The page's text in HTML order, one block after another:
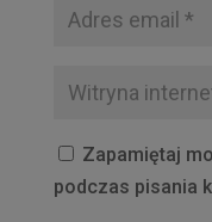
Zapamiętaj
podczas pisania